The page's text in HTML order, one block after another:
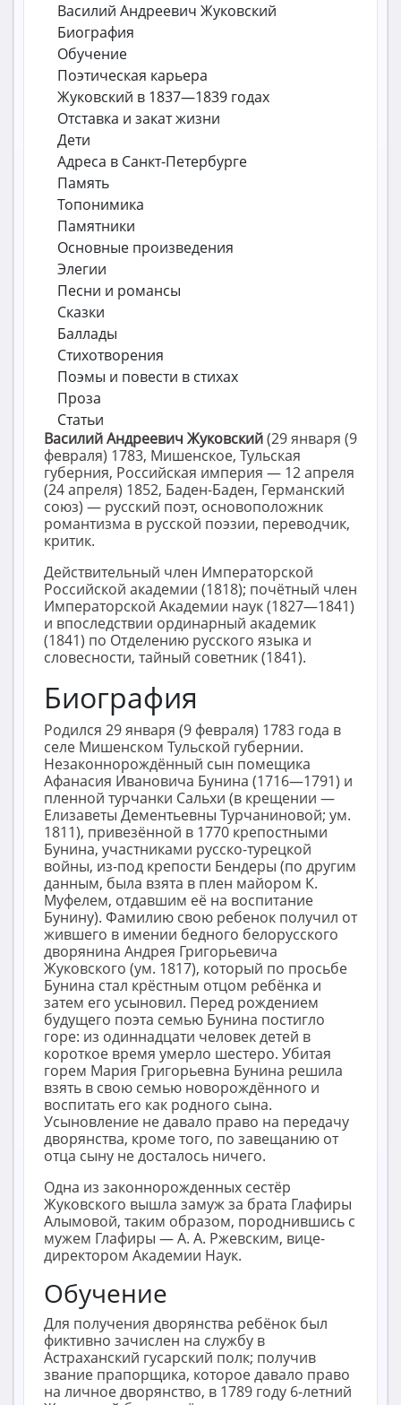
Василий Андреевич Жуковский
Биография
Обучение
Поэтическая карьера
Жуковский в 1837—1839 годах
Отставка и закат жизни
Дети
Адреса в Санкт-Петербурге
Память
Топонимика
Памятники
Основные произведения
Элегии
Песни и романсы
Сказки
Баллады
Стихотворения
Поэмы и повести в стихах
Проза
Статьи
Василий Андреевич Жуковский(29 января (9
февраля) 1783, Мишенское, Тульская
губерния, Российская империя — 12 апреля
(24 апреля) 1852, Баден-Баден, Германский
союз) — русский поэт, основоположник
романтизма в русской поэзии, переводчик,
критик.
Действительный член Императорской
Российской академии (1818); почётный член
Императорской Академии наук (1827—1841)
и впоследствии ординарный академик
(1841) по Отделению русского языка и
словесности, тайный советник (1841).
Биография
Родился 29 января (9 февраля) 1783 года в
селе Мишенском Тульской губернии.
Незаконнорождённый сын помещика
Афанасия Ивановича Бунина (1716—1791) и
пленной турчанки Сальхи (в крещении —
Елизаветы Дементьевны Турчаниновой; ум.
1811), привезённой в 1770 крепостными
Бунина, участниками русско-турецкой
войны, из-под крепости Бендеры (по другим
данным, была взята в плен майором К.
Муфелем, отдавшим её на воспитание
Бунину). Фамилию свою ребенок получил от
жившего в имении бедного белорусского
дворянина Андрея Григорьевича
Жуковского (ум. 1817), который по просьбе
Бунина стал крёстным отцом ребёнка и
затем его усыновил. Перед рождением
будущего поэта семью Бунина постигло
горе: из одиннадцати человек детей в
короткое время умерло шестеро. Убитая
горем Мария Григорьевна Бунина решила
взять в свою семью новорождённого и
воспитать его как родного сына.
Усыновление не давало право на передачу
дворянства, кроме того, по завещанию от
отца сыну не досталось ничего.
Одна из законнорожденных сестёр
Жуковского вышла замуж за брата Глафиры
Алымовой, таким образом, породнившись с
мужем Глафиры — А. А. Ржевским, вице-
директором Академии Наук.
Обучение
Для получения дворянства ребёнок был
фиктивно зачислен на службу в
Астраханский гусарский полк; получив
звание прапорщика, которое давало право
на личное дворянство, в 1789 году 6-летний